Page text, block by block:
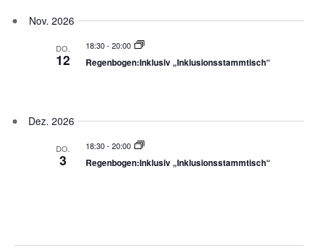
Nov. 2026
DO.
12
18:30- 20:00
Regenbogen:Inklusiv „Inklusionsstammtisch“
Dez. 2026
DO.
3
18:30- 20:00
Regenbogen:Inklusiv „Inklusionsstammtisch“